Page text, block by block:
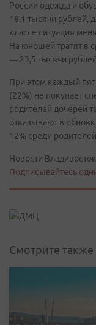
России одежда и
18,1 тысячи рублей,
классе ситуация
На юношей тратят в
— 23,5 тысячи
При этом каждый
(22%) не покупает
родителей дочерей
отказывают в
12% среди
Новости
Подписывайтесь
Смотрите также